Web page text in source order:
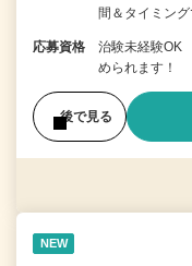
間＆タイミン
応募資格
治験未経験OK
められます！
後で見る
NEW